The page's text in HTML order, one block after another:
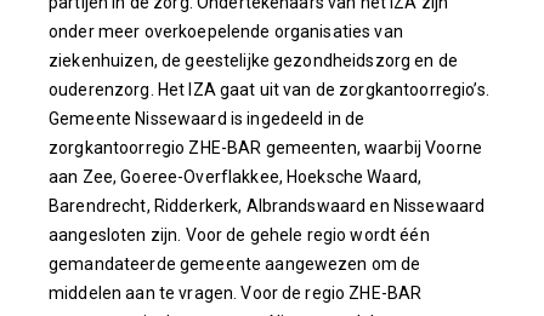
onder meer overkoepelende organisaties van
ziekenhuizen, de geestelijke gezondheidszorg en de
ouderenzorg. Het IZA gaat uit van de zorgkantoorregio’s.
Gemeente Nissewaard is ingedeeld in de
zorgkantoorregio ZHE-BAR gemeenten, waarbij Voorne
aan Zee, Goeree-Overflakkee, Hoeksche Waard,
Barendrecht, Ridderkerk, Albrandswaard en Nissewaard
aangesloten zijn. Voor de gehele regio wordt één
gemandateerde gemeente aangewezen om de
middelen aan te vragen. Voor de regio ZHE-BAR